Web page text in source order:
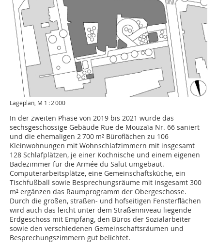
Lageplan, M 1 : 2 000
In der zweiten Phase von 2019 bis 2021 wurde das
sechsgeschossige Gebäude Rue de Mouzaïa Nr. 66 saniert
und die ehemaligen 2 700 m² Büroflächen zu 106
Kleinwohnungen mit Wohnschlafzimmern mit insgesamt
128 Schlafplätzen, je einer Kochnische und einem eigenen
Badezimmer für die Armée du Salut umgebaut.
Computerarbeitsplätze, eine Gemeinschaftsküche, ein
Tischfußball sowie Besprechungsräume mit insgesamt 300
m² ergänzen das Raumprogramm der Obergeschosse.
Durch die großen, straßen- und hofseitigen Fens­terflächen
wird auch das leicht unter dem Straßenniveau liegende
Erdgeschoss mit Empfang, den Büros der Sozialarbeiter
sowie den verschiedenen Gemeinschaftsräumen und
Besprechungszimmern gut belichtet.